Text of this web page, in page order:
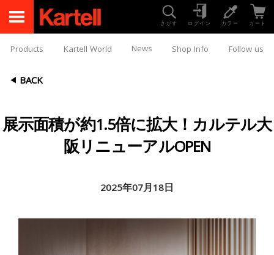
さがす ログイン カラー カート
Products Kartell World News Shop Info Follow us
BACK
展示面積が約1.5倍に拡大！カルテル大
阪リニューアルOPEN
2025年07月18日